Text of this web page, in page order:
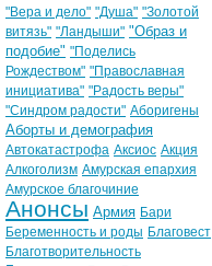
"Вера и дело" "Душа" "Золотой
витязь" "Ландыши" "Образ и
подобие" "Поделись
Рождеством" "Православная
инициатива" "Радость веры"
"Синдром радости" Аборигены
Аборты и демография
Автокатастрофа Аксиос Акция
Алкоголизм Амурская епархия
Амурское благочиние
Анонсы Армия Бари
Беременность и роды Благовест
Благотворительность